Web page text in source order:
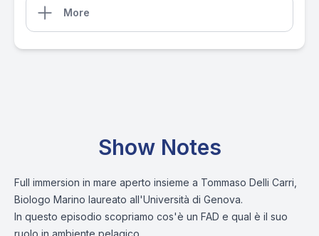
More
Show Notes
Full immersion in mare aperto insieme a Tommaso Delli Carri,
Biologo Marino laureato all'Università di Genova.
In questo episodio scopriamo cos'è un FAD e qual è il suo
ruolo in ambiente pelagico.